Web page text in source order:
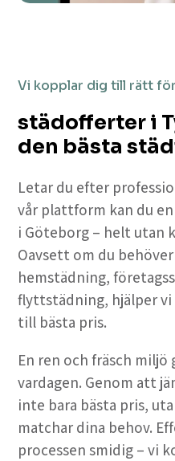
Vi kopplar dig till rätt
städofferter i
den bästa
Letar du efter
vår plattform kan du
i Göteborg – helt utan
Oavsett om du
hemstädning,
flyttstädning, hjälper
till bästa pris.
En ren och fräsch
vardagen. Genom att
inte bara bästa pris,
matchar dina behov.
processen smidig – vi